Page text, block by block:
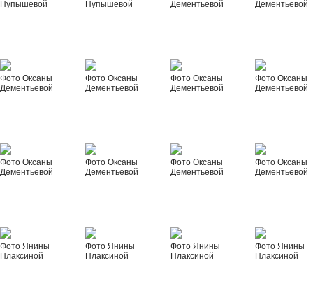
Пупышевой
Пупышевой
Дементьевой
Дементьевой
Фото Оксаны
Дементьевой
Фото Оксаны
Дементьевой
Фото Оксаны
Дементьевой
Фото Оксаны
Дементьевой
Фото Оксаны
Дементьевой
Фото Оксаны
Дементьевой
Фото Оксаны
Дементьевой
Фото Оксаны
Дементьевой
Фото Янины
Плаксиной
Фото Янины
Плаксиной
Фото Янины
Плаксиной
Фото Янины
Плаксиной